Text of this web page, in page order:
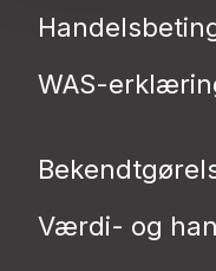
WAS-
Værdi- og